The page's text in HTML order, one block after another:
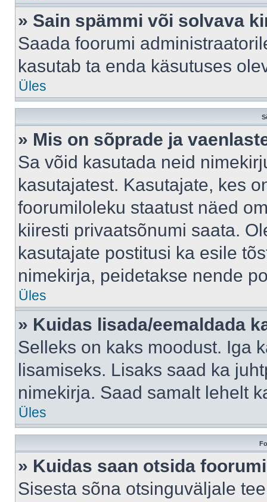
» Sain spämmi või solvava
Saada foorumi
kasutab ta enda käsutuses
Üles
» Mis on sõprade ja
Sa võid kasutada neid
kasutajatest. Kasutajate, kes
foorumiloleku staatust näed
kiiresti privaatsõnumi saata.
kasutajate postitusi ka esile
nimekirja, peidetakse nende
Üles
» Kuidas lisada/eemaldada
Selleks on kaks moodust. Iga
lisamiseks. Lisaks saad ka
nimekirja. Saad samalt lehelt
Üles
» Kuidas saan otsida
Sisesta sõna otsinguväljale